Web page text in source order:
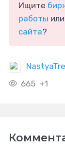
Ищите
работы или
сайта?
665 +1